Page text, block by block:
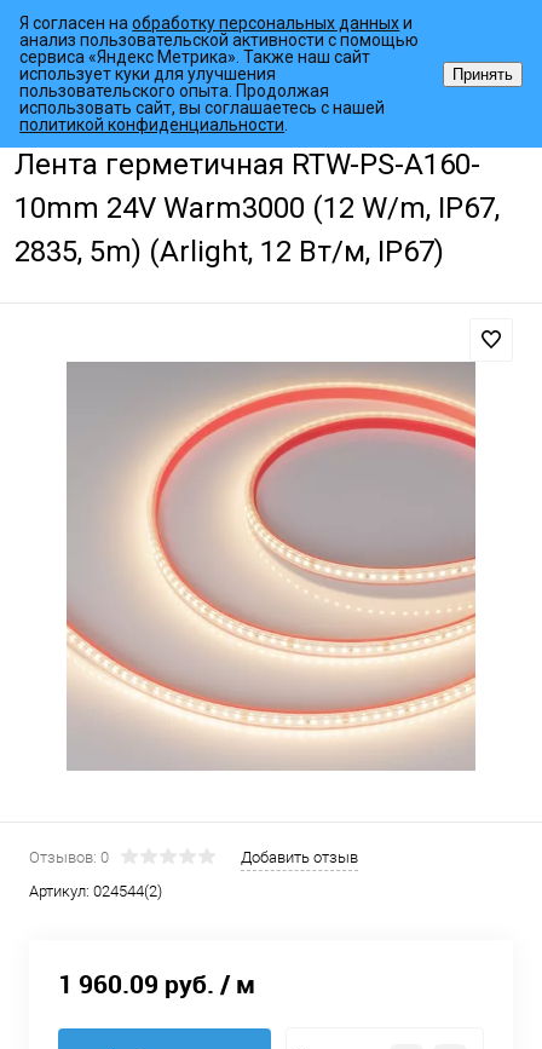
Главная страница • Каталог товаров • Светодиодные ленты
Лента герметичная RTW-PS-A160-
10mm 24V Warm3000 (12 W/m, IP67,
2835, 5m) (Arlight, 12 Вт/м, IP67)
Отзывов: 0
Добавить отзыв
Артикул: 024544(2)
1 960.09 руб. / м
Я согласен наобработку персональных данныхи
анализ пользовательской активности с помощью
сервиса «Яндекс Метрика». Также наш сайт
использует куки для улучшения
пользовательского опыта. Продолжая
использовать сайт, вы соглашаетесь с нашей
политикой конфиденциальности
Принять